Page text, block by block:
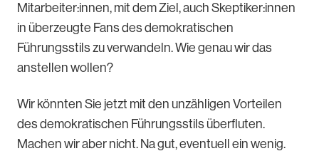
Mitarbeiter:innen, mit dem Ziel, auch Skeptiker:innen
in überzeugte Fans des demokratischen
Führungsstils zu verwandeln. Wie genau wir das
anstellen wollen?
Wir könnten Sie jetzt mit den unzähligen Vorteilen
des demokratischen Führungsstils überfluten.
Machen wir aber nicht. Na gut, eventuell ein wenig.